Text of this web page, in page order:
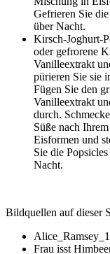
Gefrieren Sie
über Nacht.
Kirsch-Joghurt-
oder gefrorene
Vanilleextrakt
pürieren Sie sie
Fügen Sie den
Vanilleextrakt
durch.
Süße nach
Eisformen und
Sie die
Nacht.
Bildquellen auf dieser
Frau isst